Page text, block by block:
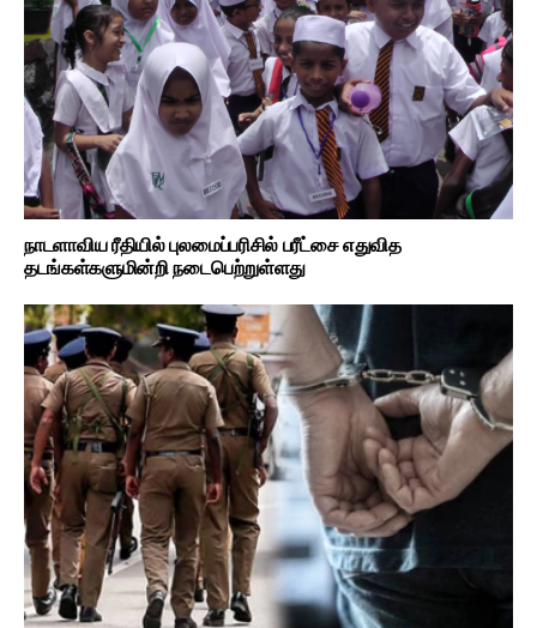
நாடளாவிய ரீதியில் புலமைப்பரிசில் பரீட்சை எதுவித
தடங்கள்களுமின்றி நடைபெற்றுள்ளது